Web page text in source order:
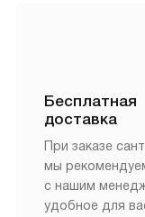
Бесплатная
доставка
При заказе
мы
с нашим
удобное для